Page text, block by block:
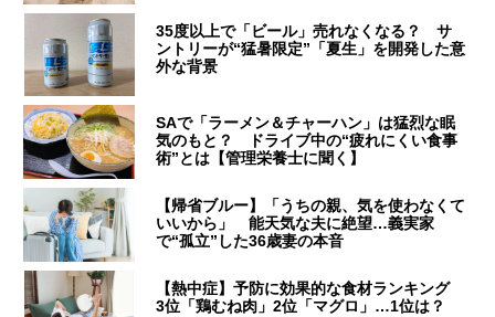
35度以上で「ビール」売れなくなる？ サ
ントリーが“猛暑限定”「夏生」を開発した意
外な背景
SAで「ラーメン＆チャーハン」は猛烈な眠
気のもと？ ドライブ中の“疲れにくい食事
術”とは【管理栄養士に聞く】
【帰省ブルー】「うちの親、気を使わなくて
いいから」 能天気な夫に絶望…義実家
で“孤立”した36歳妻の本音
【熱中症】予防に効果的な食材ランキング
3位「鶏むね肉」2位「マグロ」…1位は？